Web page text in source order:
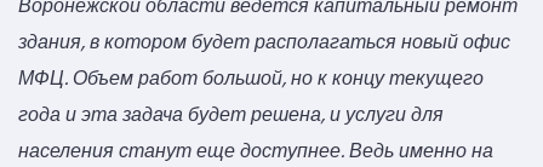
здания, в котором будет располагаться новый офис
МФЦ. Объем работ большой, но к концу текущего
года и эта задача будет решена, и услуги для
населения станут еще доступнее. Ведь именно на